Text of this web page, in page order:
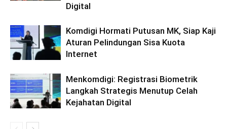
Digital
Komdigi Hormati Putusan MK, Siap Kaji
Aturan Pelindungan Sisa Kuota
Internet
Menkomdigi: Registrasi Biometrik
Langkah Strategis Menutup Celah
Kejahatan Digital